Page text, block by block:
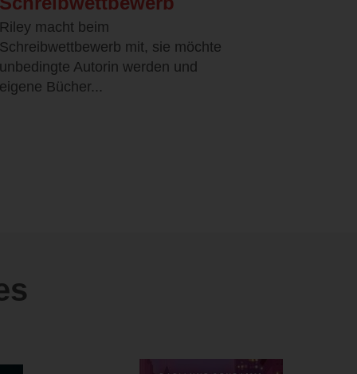
Riley macht beim
Schreibwettbewerb mit, sie möchte
unbedingte Autorin werden und
eigene Bücher...